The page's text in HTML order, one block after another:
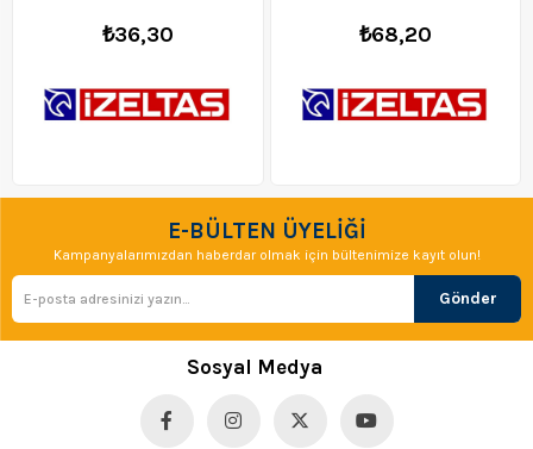
₺36,30 ₺68,20
E-BÜLTEN ÜYELİĞİ
Kampanyalarımızdan haberdar olmak için bültenimize kayıt olun!
Gönder
Sosyal Medya